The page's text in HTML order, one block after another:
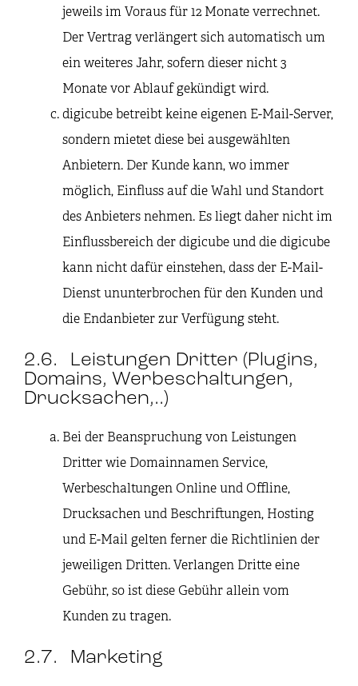
jeweils im Voraus für 12 Monate verrechnet.
Der Vertrag verlängert sich automatisch um
ein weiteres Jahr, sofern dieser nicht 3
Monate vor Ablauf gekündigt wird.
digicube betreibt keine eigenen E-Mail-Server,
sondern mietet diese bei ausgewählten
Anbietern. Der Kunde kann, wo immer
möglich, Einfluss auf die Wahl und Standort
des Anbieters nehmen. Es liegt daher nicht im
Einflussbereich der digicube und die digicube
kann nicht dafür einstehen, dass der E-Mail-
Dienst ununterbrochen für den Kunden und
die Endanbieter zur Verfügung steht.
2.6. Leistungen Dritter (Plugins,
Domains, Werbeschaltungen,
Drucksachen,..)
Bei der Beanspruchung von Leistungen
Dritter wie Domainnamen Service,
Werbeschaltungen Online und Offline,
Drucksachen und Beschriftungen, Hosting
und E-Mail gelten ferner die Richtlinien der
jeweiligen Dritten. Verlangen Dritte eine
Gebühr, so ist diese Gebühr allein vom
Kunden zu tragen.
2.7. Marketing